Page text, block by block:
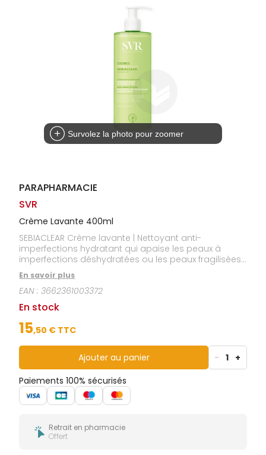
Survolez la photo pour zoomer
PARAPHARMACIE
SVR
Crème Lavante 400ml
SEBIACLEAR Crème lavante | Nettoyant anti-
imperfections hydratant qui apaise les peaux à
imperfections déshydratées ou les peaux fragilisées
par les traitements.
En savoir plus
EAN :3662361003372
En stock
15,50 € TTC
Ajouter au panier - 1 +
Paiements 100% sécurisés
Retrait en pharmacie
Offert